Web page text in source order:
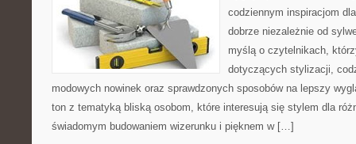
codziennym inspiracjom
dobrze niezależnie od
myślą o czytelnikach,
dotyczących stylizacji,
modowych nowinek oraz sprawdzonych sposobów na lepszy
ton z tematyką bliską osobom, które interesują się stylem dla
świadomym budowaniem wizerunku i pięknem w […]